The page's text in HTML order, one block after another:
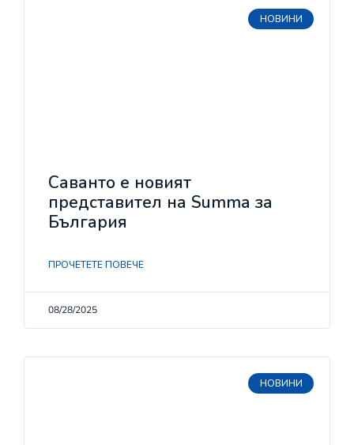
НОВИНИ
Саванто е новият
представител на Summa за
България
ПРОЧЕТЕТЕ ПОВЕЧЕ
08/28/2025
НОВИНИ